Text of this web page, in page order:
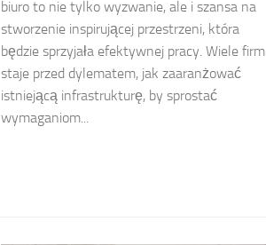
biuro to nie tylko wyzwanie, ale i szansa na
stworzenie inspirującej przestrzeni, która
będzie sprzyjała efektywnej pracy. Wiele firm
staje przed dylematem, jak zaaranżować
istniejącą infrastrukturę, by sprostać
wymaganiom...